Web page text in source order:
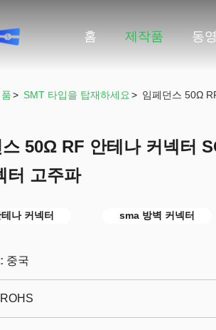
홈 제작품 동
> SMT 타입을 탑재하세요 > 임페던스 50Ω
스 50Ω RF 안테나 커넥터
터 고주파
나 커넥터 sma 방벽 커넥터
중국